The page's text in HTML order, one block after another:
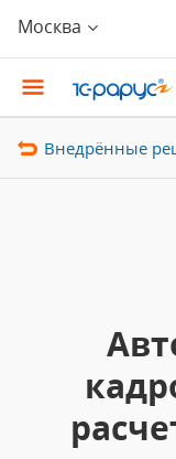
Москва
Внедрённые